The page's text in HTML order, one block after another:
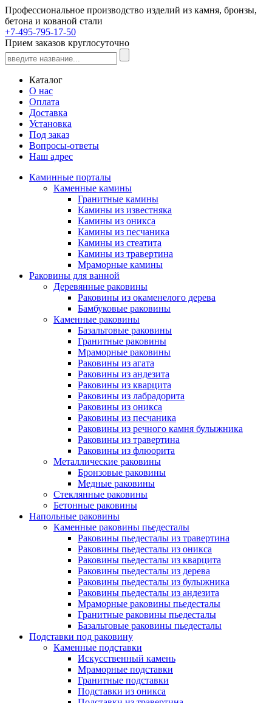
Профессиональное производство изделий из камня, бронзы,
бетона и кованой стали
+7-495-795-17-50
Прием заказов круглосуточно
Каталог
О нас
Оплата
Доставка
Установка
Под заказ
Вопросы-ответы
Наш адрес
Каминные порталы
Каменные камины
Гранитные камины
Камины из известняка
Камины из оникса
Камины из песчаника
Камины из стеатита
Камины из травертина
Мраморные камины
Раковины для ванной
Деревянные раковины
Раковины из окаменелого дерева
Бамбуковые раковины
Каменные раковины
Базальтовые раковины
Гранитные раковины
Мраморные раковины
Раковины из агата
Раковины из андезита
Раковины из кварцита
Раковины из лабрадорита
Раковины из оникса
Раковины из песчаника
Раковины из речного камня булыжника
Раковины из травертина
Раковины из флюорита
Металлические раковины
Бронзовые раковины
Медные раковины
Стеклянные раковины
Бетонные раковины
Напольные раковины
Каменные раковины пьедесталы
Раковины пьедесталы из травертина
Раковины пьедесталы из оникса
Раковины пьедесталы из кварцита
Раковины пьедесталы из дерева
Раковины пьедесталы из булыжника
Раковины пьедесталы из андезита
Мраморные раковины пьедесталы
Гранитные раковины пьедесталы
Базальтовые раковины пьедесталы
Подставки под раковину
Каменные подставки
Искусственный камень
Мраморные подставки
Гранитные подставки
Подставки из оникса